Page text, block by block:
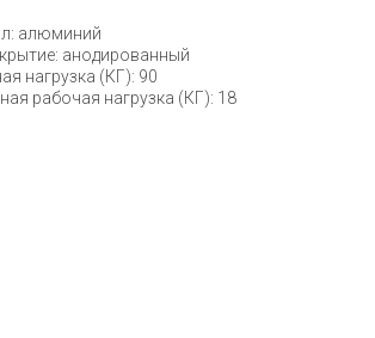
алюминий
анодированный
нагрузка (КГ): 90
рабочая нагрузка (КГ): 18